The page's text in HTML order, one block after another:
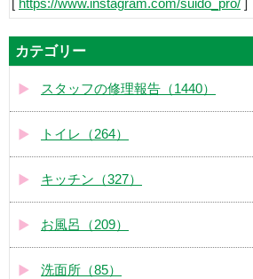
[ https://www.instagram.com/suido_pro/ ]
カテゴリー
スタッフの修理報告（1440）
トイレ（264）
キッチン（327）
お風呂（209）
洗面所（85）